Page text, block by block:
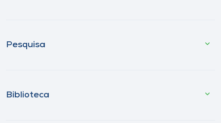
Pesquisa
Biblioteca